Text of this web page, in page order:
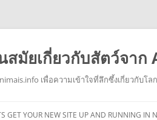
มัยเกี่ยวกับสัตว์จาก
เพื่อความเข้าใจที่ลึกซึ้งเกี่ยวกับโล
ไป
GET YOUR NEW SITE UP AND RUNNING IN